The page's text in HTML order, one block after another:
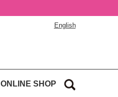
English
ONLINE SHOP